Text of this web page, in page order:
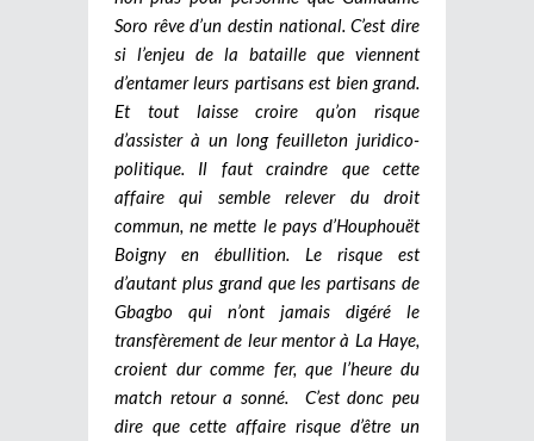
Soro rêve d’un destin national. C’est dire
si l’enjeu de la bataille que viennent
d’entamer leurs partisans est bien grand.
Et tout laisse croire qu’on risque
d’assister à un long feuilleton juridico-
politique. Il faut craindre que cette
affaire qui semble relever du droit
commun, ne mette le pays d’Houphouët
Boigny en ébullition. Le risque est
d’autant plus grand que les partisans de
Gbagbo qui n’ont jamais digéré le
transfèrement de leur mentor à La Haye,
croient dur comme fer, que l’heure du
match retour a sonné. C’est donc peu
dire que cette affaire risque d’être un